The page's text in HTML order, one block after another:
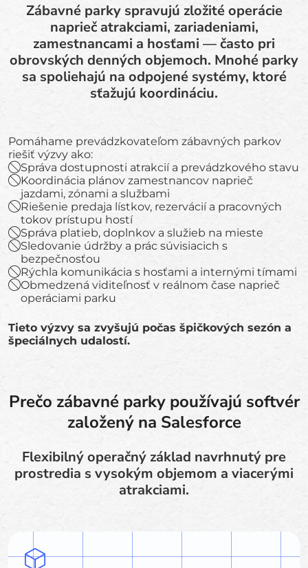
Zábavné parky spravujú zložité operácie
naprieč atrakciami, zariadeniami,
zamestnancami a hosťami — často pri
obrovských denných objemoch. Mnohé parky
sa spoliehajú na odpojené systémy, ktoré
sťažujú koordináciu.
Pomáhame prevádzkovateľom zábavných parkov
riešiť výzvy ako:
Správa dostupnosti atrakcií a prevádzkového stavu
Koordinácia plánov zamestnancov naprieč
jazdami, zónami a službami
Riešenie predaja lístkov, rezervácií a pracovných
tokov prístupu hostí
Správa platieb, doplnkov a služieb na mieste
Sledovanie údržby a prác súvisiacich s
bezpečnosťou
Rýchla komunikácia s hosťami a internými tímami
Obmedzená viditeľnosť v reálnom čase naprieč
operáciami parku
Tieto výzvy sa zvyšujú počas špičkových sezón a
špeciálnych udalostí.
Prečo zábavné parky používajú softvér
založený na Salesforce
Flexibilný operačný základ navrhnutý pre
prostredia s vysokým objemom a viacerými
atrakciami.